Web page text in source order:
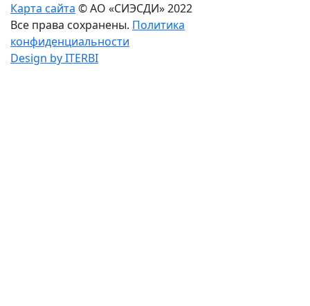
Карта сайта © АО «СИЭСДИ» 2022
Все права сохранены. Политика
конфиденциальности
Design by ITERBI